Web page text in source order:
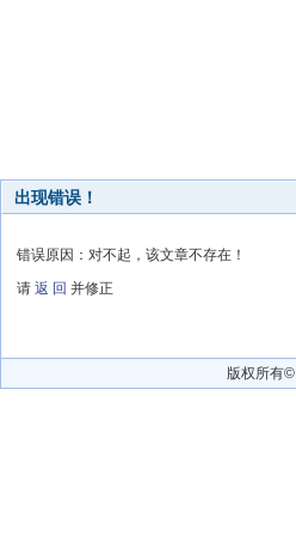
出现错误！
错误原因：对不起，该文章不存在！
请 返 回 并修正
版权所有©